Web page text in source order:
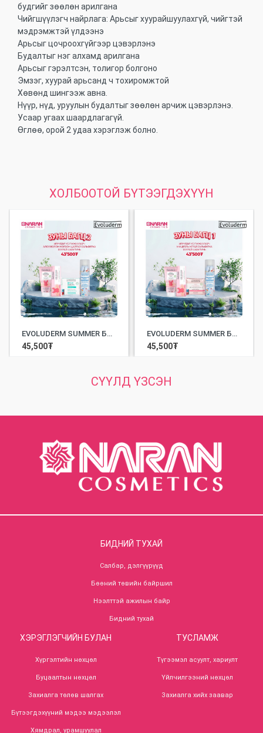
будгийг зөөлөн арилгана
Чийгшүүлэгч найрлага: Арьсыг хуурайшуулахгүй, чийгтэй
мэдрэмжтэй үлдээнэ
Арьсыг цочроохгүйгээр цэвэрлэнэ
Будалтыг нэг алхамд арилгана
Арьсыг гэрэлтсэн, толигор болгоно
Эмзэг, хуурай арьсанд ч тохиромжтой
Хөвөнд шингээж авна.
Нүүр, нүд, уруулын будалтыг зөөлөн арчиж цэвэрлэнэ.
Усаар угаах шаардлагагүй.
Өглөө, орой 2 удаа хэрэглэж болно.
ХОЛБООТОЙ БҮТЭЭГДЭХҮҮН
EVOLUDERM SUMMER БАГЦ 2
45,500₮
EVOLUDERM SUMMER БАГЦ 1
45,500₮
СҮҮЛД ҮЗСЭН
БИДНИЙ ТУХАЙ
Салбар, дэлгүүрүүд
Бөөний төвийн байршил
Нээлттэй ажилын байр
Бидний тухай
ХЭРЭГЛЭГЧИЙН БУЛАН
Хүргэлтийн нөхцөл
Буцаалтын нөхцөл
Захиалга төлөв шалгах
Бүтээгдэхүүний мэдээ мэдээлэл
Хямдрал, урамшуулал
ТУСЛАМЖ
Түгээмэл асуулт, хариулт
Үйлчилгээний нөхцөл
Захиалга хийх заавар